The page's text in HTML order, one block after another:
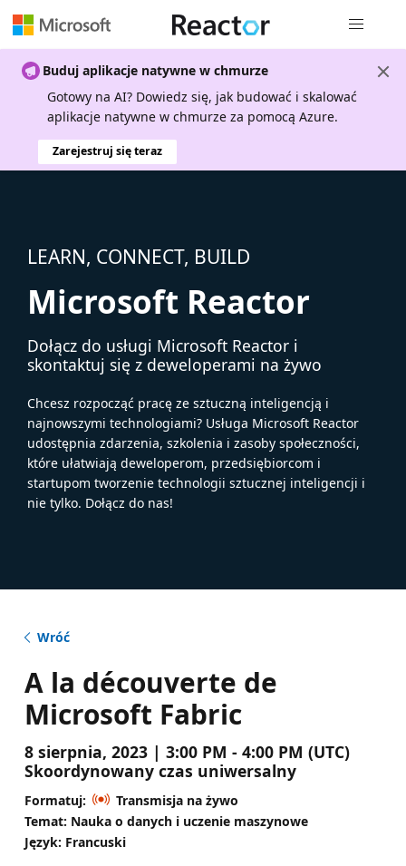
Buduj aplikacje natywne w chmurze
Gotowy na AI? Dowiedz się, jak budować i skalować
aplikacje natywne w chmurze za pomocą Azure.
Zarejestruj się teraz
LEARN, CONNECT, BUILD
Microsoft Reactor
Dołącz do usługi Microsoft Reactor i
skontaktuj się z deweloperami na żywo
Chcesz rozpocząć pracę ze sztuczną inteligencją i
najnowszymi technologiami? Usługa Microsoft Reactor
udostępnia zdarzenia, szkolenia i zasoby społeczności,
które ułatwiają deweloperom, przedsiębiorcom i
startupom tworzenie technologii sztucznej inteligencji i
nie tylko. Dołącz do nas!
Wróć
A la découverte de
Microsoft Fabric
8 sierpnia, 2023 | 3:00 PM - 4:00 PM (UTC)
Skoordynowany czas uniwersalny
Formatuj:
Transmisja na żywo
Temat: Nauka o danych i uczenie maszynowe
Język: Francuski